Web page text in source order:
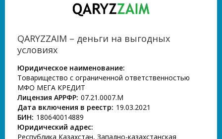
QARYZZAIM – деньги на выгодных
условиях
Юридическое наименование:
Товарищество с ограниченной ответственностью
МФО МЕГА КРЕДИТ
Лицензия АРРФР: 07.21.0007.М
Дата включения в реестр: 19.03.2021
БИН: 180640014889
Юридический адрес:
Республика Казахстан, Западно-казахстанская